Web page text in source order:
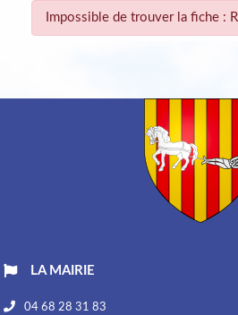
Impossible de trouver la fiche :
LA MAIRIE
04 68 28 31 83